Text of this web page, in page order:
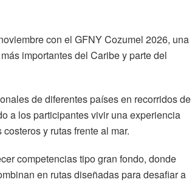
con el GFNY Cozumel 2026, una
importantes del Caribe y parte del
de diferentes países en recorridos de
a los participantes vivir una experiencia
y rutas frente al mar.
competencias tipo gran fondo, donde
en rutas diseñadas para desafiar a